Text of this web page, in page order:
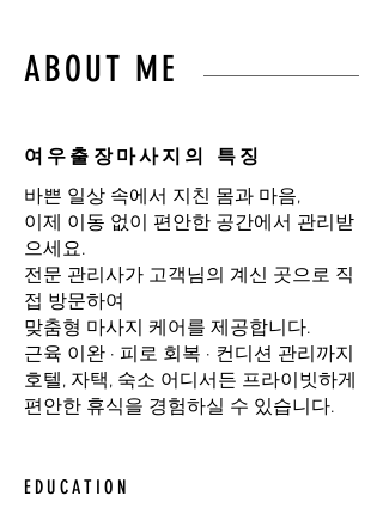
ABOUT ME
여우출장마사지의 특징
바쁜 일상 속에서 지친 몸과 마음,
이제 이동 없이 편안한 공간에서 관리받
으세요.
전문 관리사가 고객님의 계신 곳으로 직
접 방문하여
맞춤형 마사지 케어를 제공합니다.
근육 이완 · 피로 회복 · 컨디션 관리까지
호텔, 자택, 숙소 어디서든 프라이빗하게
편안한 휴식을 경험하실 수 있습니다.
EDUCATION